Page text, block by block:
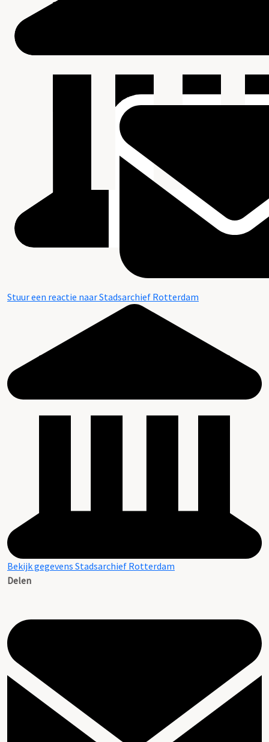
Beschrijving van de series en archiefbestanddelen
Stuur een reactie naar Stadsarchief Rotterdam
Bekijk gegevens Stadsarchief Rotterdam
Delen